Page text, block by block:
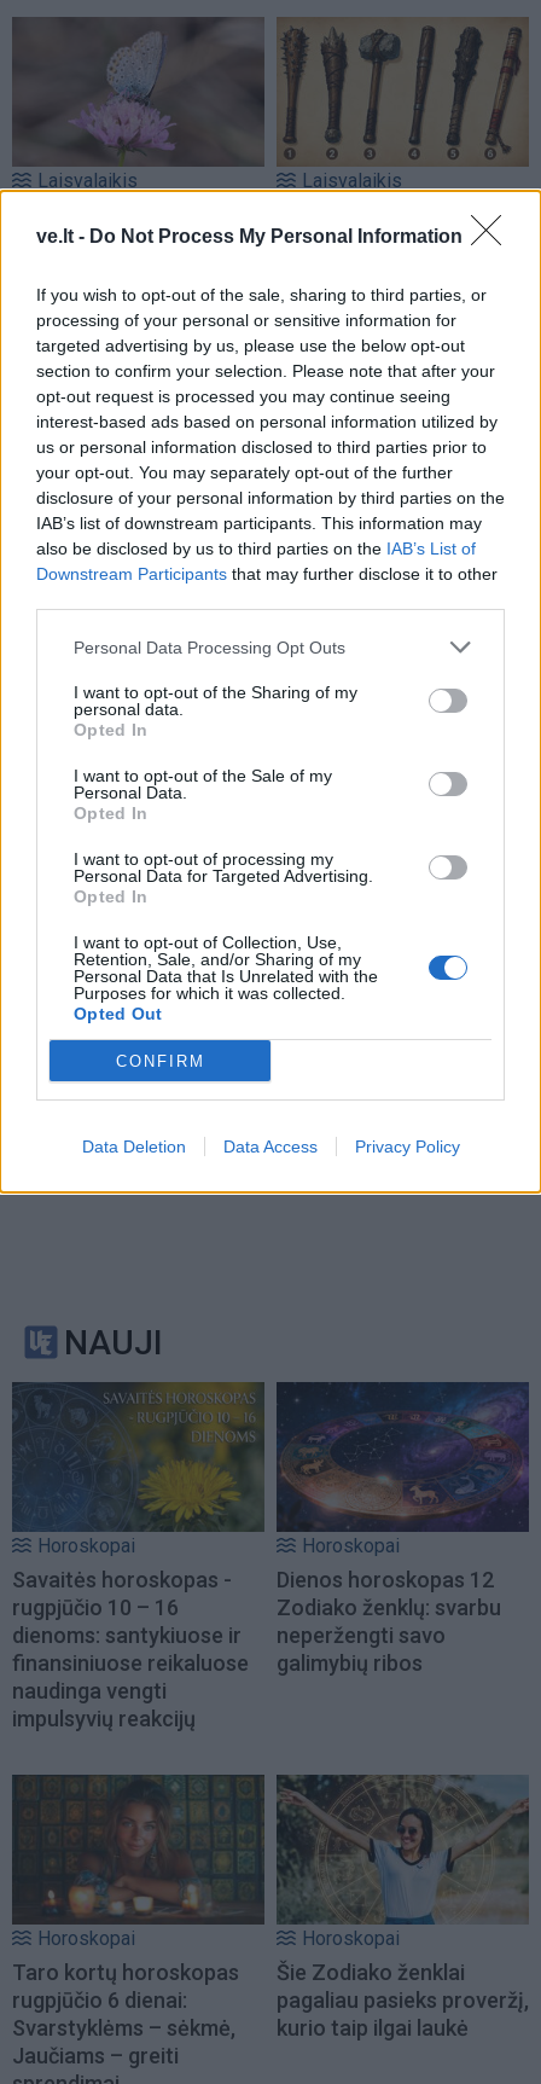
ve.lt - Do Not Process My Personal Information
If you wish to opt-out of the sale, sharing to third parties, or
processing of your personal or sensitive information for
targeted advertising by us, please use the below opt-out
section to confirm your selection. Please note that after your
opt-out request is processed you may continue seeing
interest-based ads based on personal information utilized by
us or personal information disclosed to third parties prior to
your opt-out. You may separately opt-out of the further
disclosure of your personal information by third parties on the
IAB’s list of downstream participants. This information may
also be disclosed by us to third parties on the IAB’s List of
Downstream Participants that may further disclose it to other
Personal Data Processing Opt Outs
I want to opt-out of the Sharing of my
personal data.
Opted In
I want to opt-out of the Sale of my
Personal Data.
Opted In
I want to opt-out of processing my
Personal Data for Targeted Advertising.
Opted In
I want to opt-out of Collection, Use,
Retention, Sale, and/or Sharing of my
Personal Data that Is Unrelated with the
Purposes for which it was collected.
Opted Out
CONFIRM
Data Deletion Data Access Privacy Policy
Laisvalaikis
išmintis: ko mūsų senoliai
pranašavo gamta
Laisvalaikis
Ar jus lengva išvesti iš
pusiausvyros? Lazdos
tikrąjį jūsų būdą
Laisvalaikis
Rugpjūčio 5-ąją vardo
dieną švenčia
Laisvalaikis
Žmonės, gimę šiais
mėnesiais, po 60 metų
visiškai pakeis savo
gyvenimą
Laisvalaikis
sekundes pridėjus du
papildomus degtukus
pritraukia nesėkmes ir
NAUJI
Horoskopai
Savaitės horoskopas -
rugpjūčio 10 – 16
dienoms: santykiuose ir
finansiniuose reikaluose
naudinga vengti
impulsyvių reakcijų
Horoskopai
Dienos horoskopas 12
Zodiako ženklų: svarbu
neperžengti savo
galimybių ribos
Horoskopai
Taro kortų horoskopas
rugpjūčio 6 dienai:
Svarstyklėms – sėkmė,
Jaučiams – greiti
Horoskopai
Šie Zodiako ženklai
pagaliau pasieks proveržį,
kurio taip ilgai laukė